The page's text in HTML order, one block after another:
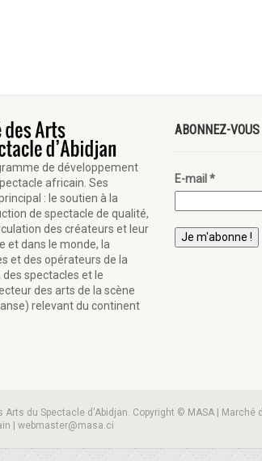
de développement
africain. Ses
: le soutien à la
de spectacle de qualité,
des créateurs et leur
et dans le monde, la
et des opérateurs de la
spectacles et le
des arts de la scène
relevant du continent
ABONNEZ-
E-mail *
Arts du Spectacle d'Abidjan. Copyright © MASA | Marché
| webmaster@masa.ci